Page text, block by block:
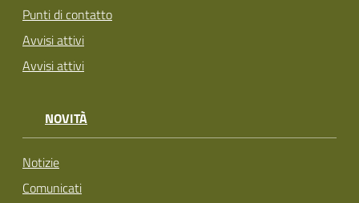
Punti di contatto
Avvisi attivi
Avvisi attivi
NOVITÀ
Notizie
Comunicati